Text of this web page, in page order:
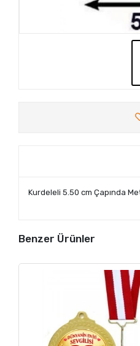
Kurdeleli 5.50 cm Çapında
Benzer Ürünler